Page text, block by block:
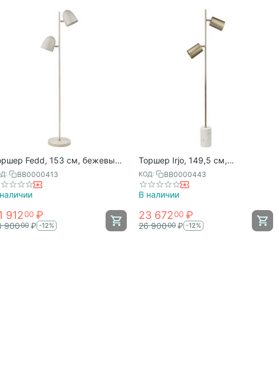
Fedd, 153 см, бежевый,
Bjorn
BB0000413
91200 ₽
90000 ₽ -12%
Торшер Irjo, 149,5 см,
золотистый, Bergenson Bjorn
КОД: BB0000443
В наличии
23 67200 ₽
26 90000 ₽ -12%